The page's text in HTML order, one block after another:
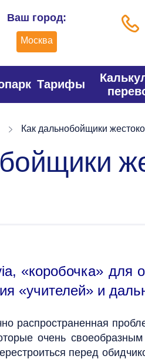
Ваш город:
Москва
Тарифы
Как дальнобойщики
«коробочка» для
«учителей» и
распространенная
очень
перед